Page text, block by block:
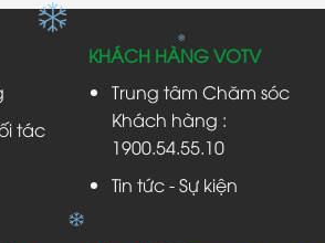
tác
KHÁCH HÀNG VOTV
Trung tâm Chăm sóc
Khách hàng :
1900.54.55.10
Tin tức - Sự kiện